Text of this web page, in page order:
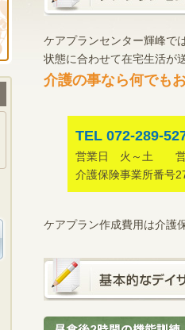
ケアプランセンター輝峰で
状態に合わせて在宅生活が
介護の事なら何でも
TEL 072-289-
営業日 火～土 営
介護保険事業所番号
ケアプラン作成費用は介護